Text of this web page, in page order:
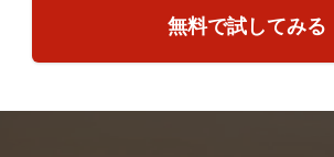
無料で試してみる